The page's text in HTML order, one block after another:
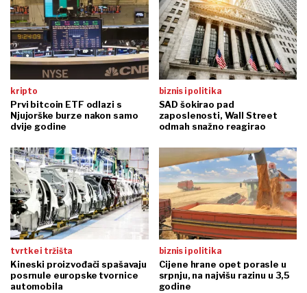
kripto
Prvi bitcoin ETF odlazi s
Njujorške burze nakon samo
dvije godine
biznis i politika
SAD šokirao pad
zaposlenosti, Wall Street
odmah snažno reagirao
tvrtke i tržišta
Kineski proizvođači spašavaju
posrnule europske tvornice
automobila
biznis i politika
Cijene hrane opet porasle u
srpnju, na najvišu razinu u 3,5
godine